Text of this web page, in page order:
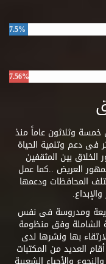
7.5%
7.56%
وثلاثون عاماً منذ
ومؤثر فى دعم وتنمية الحياة
بين المثقفين
العريض ..كما عمل
المحافظات ودعمها
ومدروسة فى نفس
الشاملة وفق منظومة
بها ونشرها لدى
العديد من المكتبات